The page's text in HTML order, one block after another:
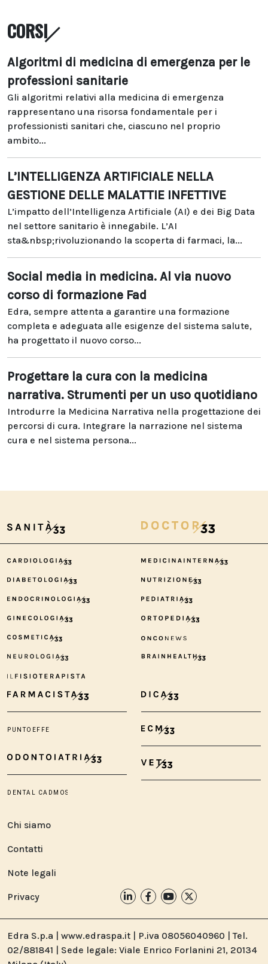
CORSI
Algoritmi di medicina di emergenza per le
professioni sanitarie
Gli algoritmi relativi alla medicina di emergenza
rappresentano una risorsa fondamentale per i
professionisti sanitari che, ciascuno nel proprio
ambito...
L’INTELLIGENZA ARTIFICIALE NELLA
GESTIONE DELLE MALATTIE INFETTIVE
L’impatto dell’Intelligenza Artificiale (AI) e dei Big Data
nel settore sanitario è innegabile. L’AI
sta&nbsp;rivoluzionando la scoperta di farmaci, la...
Social media in medicina. Al via nuovo
corso di formazione Fad
Edra, sempre attenta a garantire una formazione
completa e adeguata alle esigenze del sistema salute,
ha progettato il nuovo corso...
Progettare la cura con la medicina
narrativa. Strumenti per un uso quotidiano
Introdurre la Medicina Narrativa nella progettazione dei
percorsi di cura. Integrare la narrazione nel sistema
cura e nel sistema persona...
Chi siamo
Contatti
Note legali
Privacy
Edra S.p.a | www.edraspa.it | P.iva 08056040960 | Tel.
02/881841 | Sede legale: Viale Enrico Forlanini 21, 20134